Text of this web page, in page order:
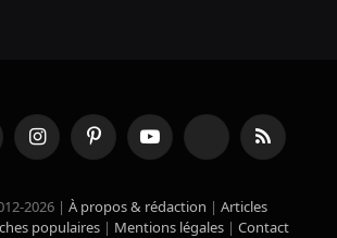
InstagramPinterestYouTube TikTok RSS
2026 | À propos & rédaction | Articles
populaires | Mentions légales | Contact